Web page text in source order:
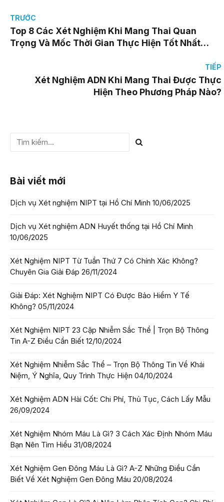
TRƯỚC
Top 8 Các Xét Nghiệm Khi Mang Thai Quan
Trọng Và Mốc Thời Gian Thực Hiện Tốt Nhất
TIẾP
Xét Nghiệm ADN Khi Mang Thai Được Thực
Hiện Theo Phương Pháp Nào?
Bài viết mới
Dịch vụ Xét nghiệm NIPT tại Hồ Chí Minh 10/06/2025
Dịch vụ Xét nghiệm ADN Huyết thống tại Hồ Chí Minh
10/06/2025
Xét Nghiệm NIPT Từ Tuần Thứ 7 Có Chính Xác Không?
Chuyên Gia Giải Đáp 26/11/2024
Giải Đáp: Xét Nghiệm NIPT Có Được Bảo Hiểm Y Tế
Không? 05/11/2024
Xét Nghiệm NIPT 23 Cặp Nhiễm Sắc Thể | Trọn Bộ Thông
Tin A-Z Điều Cần Biết 12/10/2024
Xét Nghiệm Nhiễm Sắc Thể – Trọn Bộ Thông Tin Về Khái
Niệm, Ý Nghĩa, Quy Trình Thực Hiện 04/10/2024
Xét Nghiệm ADN Hài Cốt: Chi Phí, Thủ Tục, Cách Lấy Mẫu
26/09/2024
Xét Nghiệm Nhóm Máu Là Gì? 3 Cách Xác Định Nhóm Máu
Bạn Nên Tìm Hiểu 31/08/2024
Xét Nghiệm Gen Đông Máu Là Gì? A-Z Những Điều Cần
Biết Về Xét Nghiệm Gen Đông Máu 20/08/2024